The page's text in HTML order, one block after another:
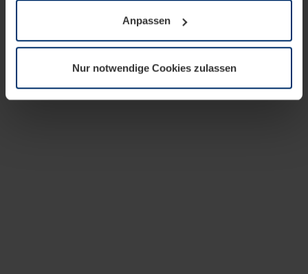
wenn diese für den Betrieb dieser Seite unbedingt
notwendig sind. Für alle anderen Cookie-Typen benötigen
wir Ihre Erlaubnis. Ihre Einwilligung können Sie jederzeit
Datenschutzerklärungunserer Website ändern oder
widerrufen.
Anpassen
Nur notwendige Cookies zulassen